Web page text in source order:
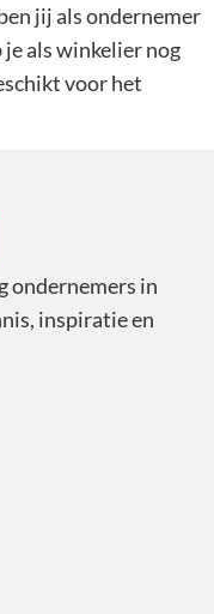
jij als ondernemer
als winkelier nog
voor het
ondernemers in
inspiratie en